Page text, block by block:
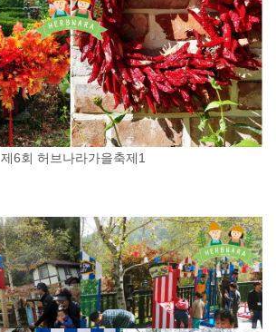
제6회 허브나라가을축제1